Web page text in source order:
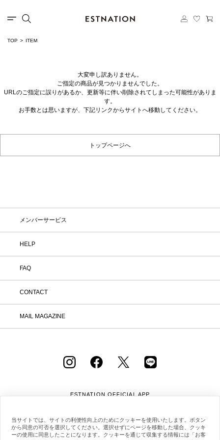
TOP ITEM
大変申し訳ありません。
ご指定の商品が見つかりませんでした。
URLのご指定に誤りがあるか、更新等に伴い削除されてしまった可能性がありま
す。
お手数とは思いますが、下記リンクからサイトへ移動してください。
トップページへ
メンバーサービス
HELP
FAQ
CONTACT
MAIL MAGAZINE
ESTNATION OFFICIAL APP
当サイトでは、サイトの利便性向上のためにクッキーを使用いたします。ボタン
から同意の可否を選択してください。選択せずにページを移動した場合、クッキ
ーの使用に同意したことになります。クッキーを通じて収集する情報には「お客